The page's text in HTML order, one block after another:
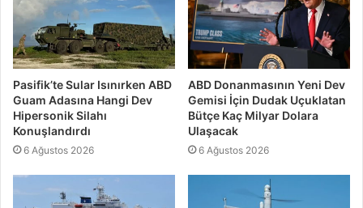
Pasifik’te Sular Isınırken ABD
Guam Adasına Hangi Dev
Hipersonik Silahı
Konuşlandırdı
6 Ağustos 2026
ABD Donanmasının Yeni Dev
Gemisi İçin Dudak Uçuklatan
Bütçe Kaç Milyar Dolara
Ulaşacak
6 Ağustos 2026